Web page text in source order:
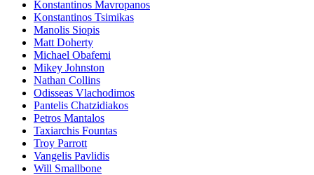
Konstantinos Mavropanos
Konstantinos Tsimikas
Manolis Siopis
Matt Doherty
Michael Obafemi
Mikey Johnston
Nathan Collins
Odisseas Vlachodimos
Pantelis Chatzidiakos
Petros Mantalos
Taxiarchis Fountas
Troy Parrott
Vangelis Pavlidis
Will Smallbone